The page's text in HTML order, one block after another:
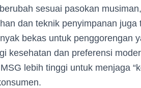
sesuai pasokan
dan teknik penyimpanan
bekas untuk penggorengan
kesehatan dan preferensi
lebih tinggi untuk menjaga